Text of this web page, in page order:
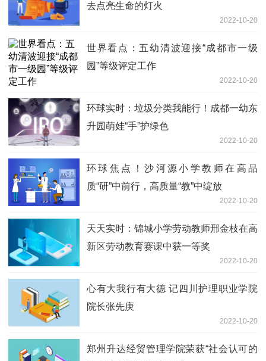
去点亮生命的灯火
2022-10-20
世界看点：五幼清波迎接“成都市一级
园”等级评定工作
2022-10-20
环球实时：垃圾分类我能行！成都一幼东
升园萌娃“手”护绿色
2022-10-20
环球焦点！沙河源小学教师在高品
质“研”中前行，高质量“教”中绽放
2022-10-20
天天实时：锦城小学劳动教师邢金枝在高
新区劳动教育赛课中获一等奖
2022-10-20
心有大我行有大德 记四川护理职业学院
院长张先庚
2022-10-20
郑州升达经贸管理学院荣获“社会认可的